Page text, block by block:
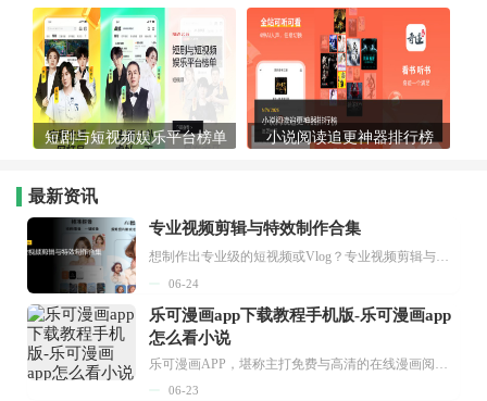
短剧与短视频娱乐平台榜单 小说阅读追更神器排行榜
最新资讯
专业视频剪辑与特效制作合集
06-24
乐可漫画app下载教程手机版-乐可漫画app
怎么看小说
乐可漫画APP，堪称主打免费与高清的在线漫画阅读神器。其官方版提供海量完整版漫画资源，无论是国内漫画，还是日漫、韩漫、台漫、美漫等国外漫画，应有尽有，随时供你阅读。只需轻点一下，便能直接进入阅读界面。不仅如此，乐可漫画最新版本更新速度极快，在这里，你总能抢先看到全网一手漫画章节内容！...
06-23